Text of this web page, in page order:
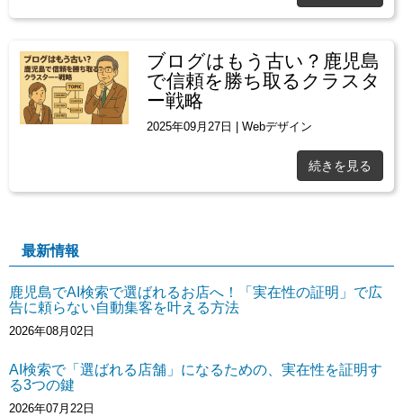
ブログはもう古い？鹿児島
で信頼を勝ち取るクラスタ
ー戦略
2025年09月27日 |Webデザイン
続きを見る
最新情報
鹿児島でAI検索で選ばれるお店へ！「実在性の証明」で広
告に頼らない自動集客を叶える方法
2026年08月02日
AI検索で「選ばれる店舗」になるための、実在性を証明す
る3つの鍵
2026年07月22日